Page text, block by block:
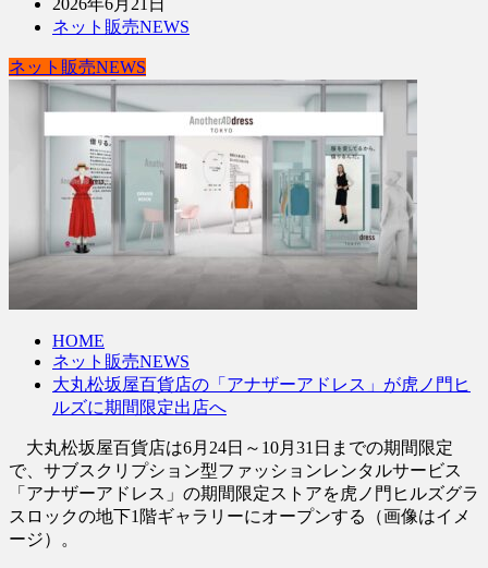
ネット販売NEWS
ネット販売NEWS
HOME
ネット販売NEWS
大丸松坂屋百貨店の「アナザーアドレス」が虎ノ門ヒ
ルズに期間限定出店へ
大丸松坂屋百貨店は6月24日～10月31日までの期間限定
で、サブスクリプション型ファッションレンタルサービス
「アナザーアドレス」の期間限定ストアを虎ノ門ヒルズグラ
スロックの地下1階ギャラリーにオープンする（画像はイメ
ージ）。